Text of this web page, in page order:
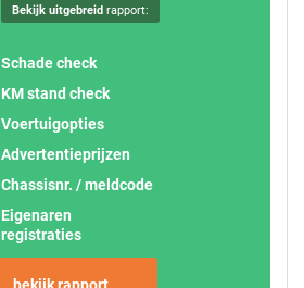
Bekijk uitgebreidrapport:
Schade check
KM stand check
Voertuigopties
Advertentieprijzen
Chassisnr. / meldcode
Eigenaren
registraties
bekijk rapport